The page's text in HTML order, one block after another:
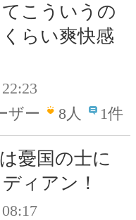
こういうの
らい爽快感
ザー
8人 1件
憂国の士に
ィアン！